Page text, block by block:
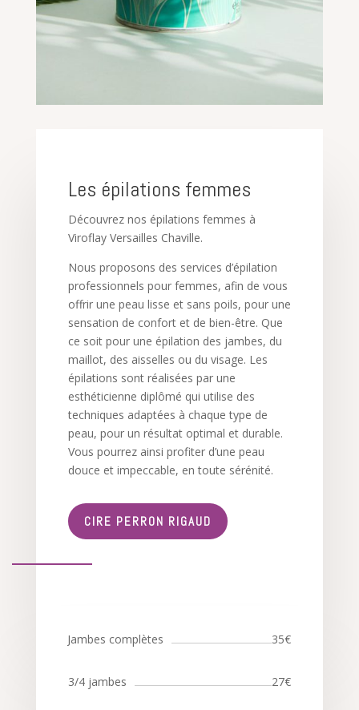
Les épilations femmes
Découvrez nos épilations femmes à
Viroflay Versailles Chaville.
Nous proposons des services d’épilation
professionnels pour femmes, afin de vous
offrir une peau lisse et sans poils, pour une
sensation de confort et de bien-être. Que
ce soit pour une épilation des jambes, du
maillot, des aisselles ou du visage. Les
épilations sont réalisées par une
esthéticienne diplômé qui utilise des
techniques adaptées à chaque type de
peau, pour un résultat optimal et durable.
Vous pourrez ainsi profiter d’une peau
douce et impeccable, en toute sérénité.
CIRE PERRON RIGAUD
Jambes complètes 35€
3/4 jambes 27€